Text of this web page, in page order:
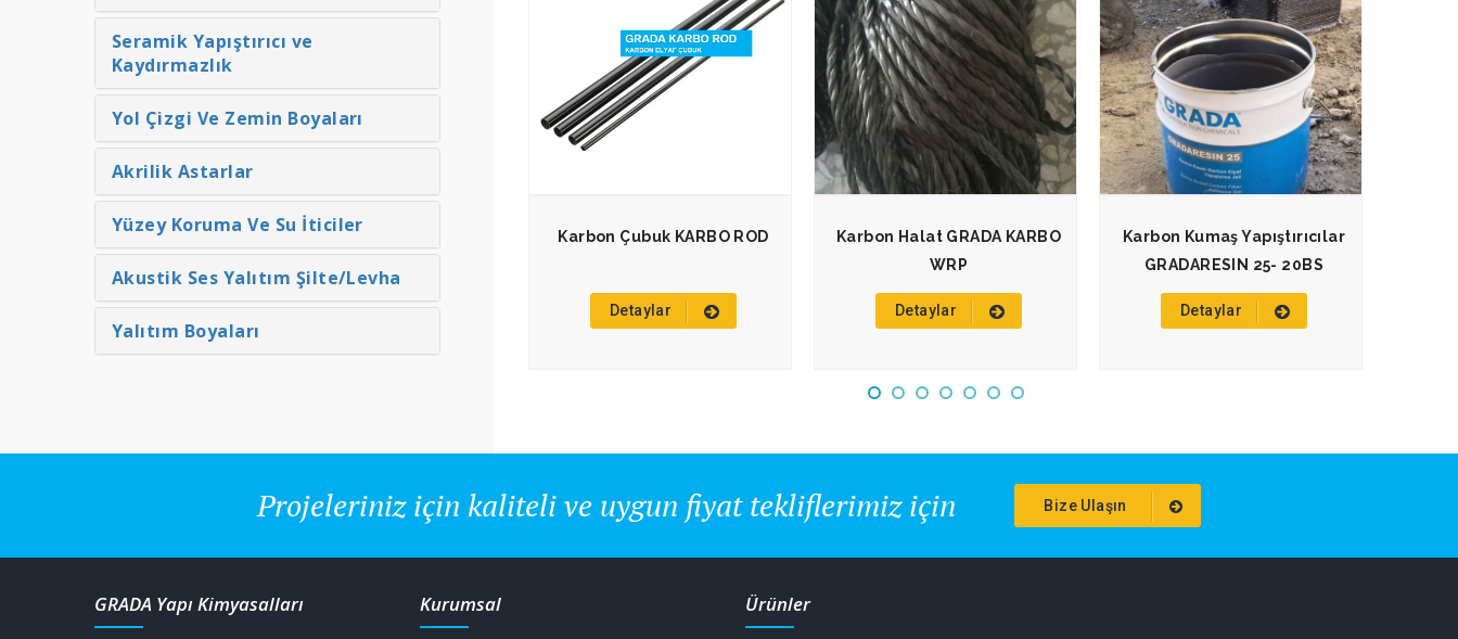
Elyaf Kumaşlar KARBO
Detaylar
Karbon Plakalar KARBO BAND
Detaylar
Karbon Çubuk KARBO ROD
Detaylar
Karbon Halat GRADA KARBO
WRP
Detaylar
Karbon Kumaş Yapıştırıcılar
GRADARESIN 25- 20BS
Detaylar
Seramik Yapıştırıcı ve
Kaydırmazlık
Yol Çizgi Ve Zemin Boyaları
Akrilik Astarlar
Yüzey Koruma Ve Su İticiler
Akustik Ses Yalıtım Şilte/Levha
Yalıtım Boyaları
Projeleriniz için kaliteli ve uygun fiyat tekliflerimiz için Bize Ulaşın
GRADA Yapı Kimyasalları Kurumsal Ürünler